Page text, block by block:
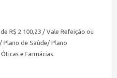
R$ 2.100,23 / Vale Refeição ou
de Saúde/ Plano
e Farmácias.